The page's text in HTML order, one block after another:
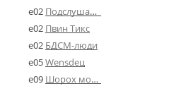
e02 Подслушано в Угличе
e02 Пвин Тикс
e02 БДСМ-люди
e05Wensdeц
e09 Шорох мозговины